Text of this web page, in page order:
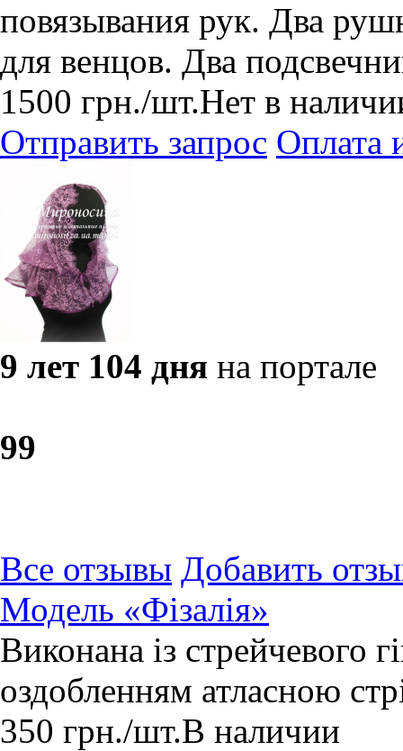
повязывания рук. Два
для венцов. Два
1500 грн./шт.Нет в
Отправить запрос Оплата
9 лет 104 дня на портале
99
Все отзывы Добавить
Модель «Фізалія»
Виконана із стрейчевого
оздобленням атласною
350 грн./шт.В наличии